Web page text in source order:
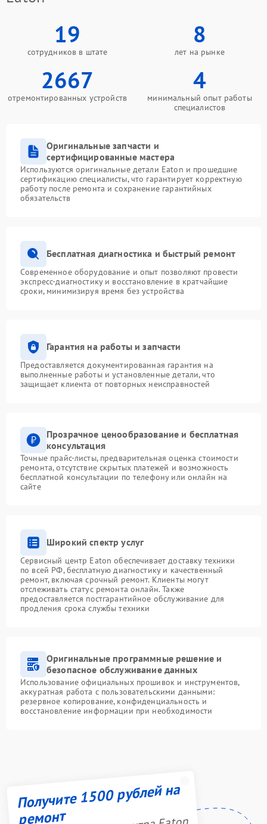
19
сотрудников в штате
8
лет на рынке
2667
отремонтированных устройств
4
минимальный опыт работы
специалистов
Оригинальные запчасти и
сертифицированные мастера
Используются оригинальные детали Eaton и прошедшие
сертификацию специалисты, что гарантирует корректную
работу после ремонта и сохранение гарантийных
обязательств
Бесплатная диагностика и быстрый ремонт
Современное оборудование и опыт позволяют провести
экспресс-диагностику и восстановление в кратчайшие
сроки, минимизируя время без устройства
Гарантия на работы и запчасти
Предоставляется документированная гарантия на
выполненные работы и установленные детали, что
защищает клиента от повторных неисправностей
Прозрачное ценообразование и бесплатная
консультация
Точные прайс-листы, предварительная оценка стоимости
ремонта, отсутствие скрытых платежей и возможность
бесплатной консультации по телефону или онлайн на
сайте
Широкий спектр услуг
Сервисный центр Eaton обеспечивает доставку техники
по всей РФ, бесплатную диагностику и качественный
ремонт, включая срочный ремонт. Клиенты могут
отслеживать статус ремонта онлайн. Также
предоставляется постгарантийное обслуживание для
продления срока службы техники
Оригинальные программные решение и
безопасное обслуживание данных
Использование официальных прошивок и инструментов,
аккуратная работа с пользовательскими данными:
резервное копирование, конфиденциальность и
восстановление информации при необходимости
Получите 1500 рублей на
ремонт